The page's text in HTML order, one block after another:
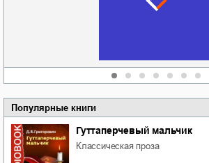
Популярные книги
Гуттаперчевый мальчик
классическая проза